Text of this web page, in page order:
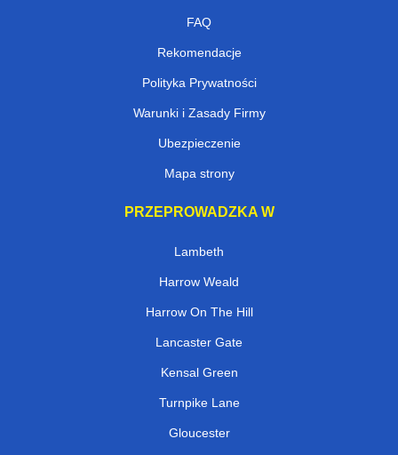
FAQ
Rekomendacje
Polityka Prywatności
Warunki i Zasady Firmy
Ubezpieczenie
Mapa strony
PRZEPROWADZKA W
Lambeth
Harrow Weald
Harrow On The Hill
Lancaster Gate
Kensal Green
Turnpike Lane
Gloucester